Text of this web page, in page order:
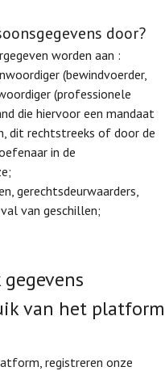
door?
worden aan :
(bewindvoerder,
(professionele
die hiervoor een mandaat
dit rechtstreeks of door de
in de
gerechtsdeurwaarders,
van geschillen;
van het platform
registreren onze